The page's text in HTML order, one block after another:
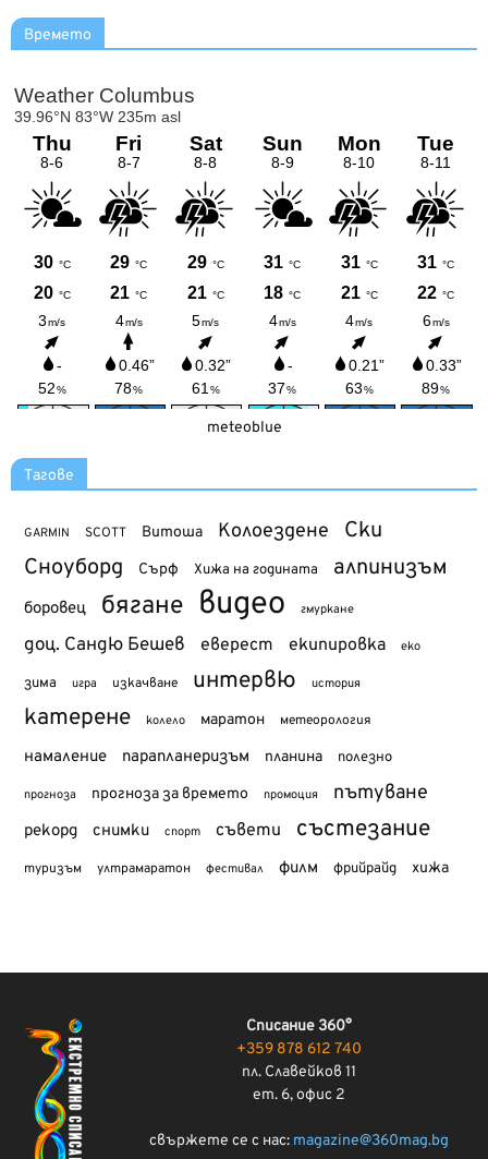
Времето
meteoblue
Тагове
GARMIN SCOTT Витоша Колоездене Ски
Сноуборд Сърф Хижа на годината алпинизъм
боровец бягане видео гмуркане
доц. Сандю Бешев еверест екипировка еко
зима игра изкачване интервю история
катерене колело маратон метеорология
намаление парапланеризъм планина полезно
прогноза прогноза за времето промоция пътуване
рекорд снимки спорт съвети състезание
туризъм ултрамаратон фестивал филм фрийрайд хижа
Списание 360°
+359 878 612 740
пл. Славейков 11
ет. 6, офис 2
свържете се с нас: magazine@360mag.bg